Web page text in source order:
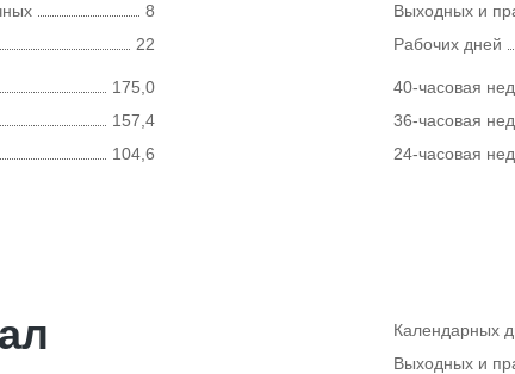
8
22
175,0
157,4
104,6
Выходных и
Рабочих дней
40-часовая
36-часовая
24-часовая
Календарных
Выходных и